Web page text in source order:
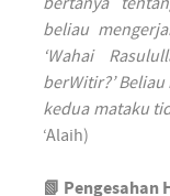
beliau
‘Wahai
berWitir?’
kedua mataku
‘Alaih)
📗 Pengesahan